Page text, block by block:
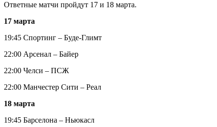
Ответные матчи пройдут 17 и 18 марта.
17 марта
19:45 Спортинг – Буде-Глимт
22:00 Арсенал – Байер
22:00 Челси – ПСЖ
22:00 Манчестер Сити – Реал
18 марта
19:45 Барселона – Ньюкасл